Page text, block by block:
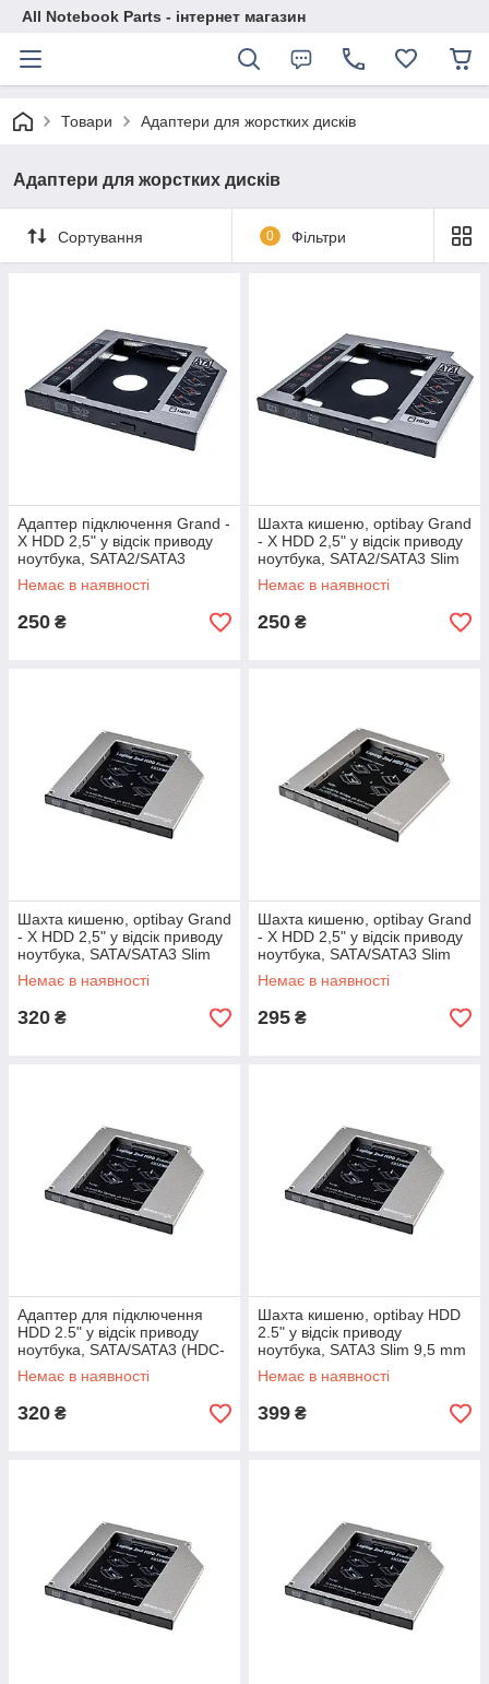
All Notebook Parts - інтернет магазин
Товари Адаптери для жорстких дисків
Адаптери для жорстких дисків
Сортування 0 Фільтри
Адаптер підключення Grand -
X HDD 2,5" у відсік приводу
ноутбука, SATA2/SATA3
(HDC-25С)
Немає в наявності
250 ₴
Шахта кишеню, optibay Grand
- X HDD 2,5" у відсік приводу
ноутбука, SATA2/SATA3 Slim
9,5 mm (HDC-24С)
Немає в наявності
250 ₴
Шахта кишеню, optibay Grand
- X HDD 2,5" у відсік приводу
ноутбука, SATA/SATA3 Slim
9,5 mm (HDC-24)
Немає в наявності
320 ₴
Шахта кишеню, optibay Grand
- X HDD 2,5" у відсік приводу
ноутбука, SATA/SATA3 Slim
9,5 mm (HDC-24N)
Немає в наявності
295 ₴
Адаптер для підключення
HDD 2.5" у відсік приводу
ноутбука, SATA/SATA3 (HDC-
25)
Немає в наявності
320 ₴
Шахта кишеню, optibay HDD
2.5" у відсік приводу
ноутбука, SATA3 Slim 9,5 mm
(HDC-26)
Немає в наявності
399 ₴